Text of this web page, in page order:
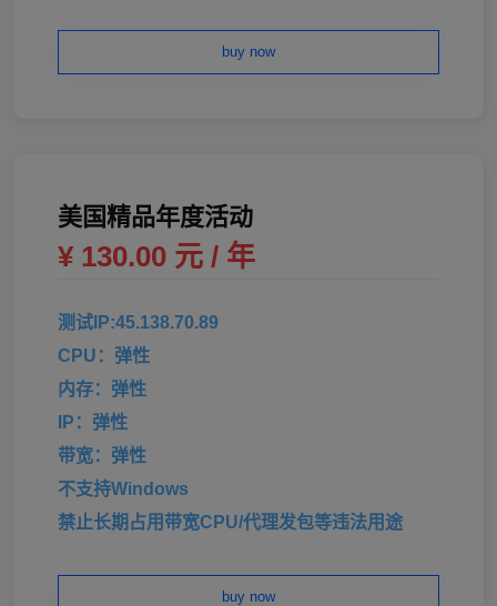
buy now
美国精品年度活动
¥ 130.00 元 / 年
测试IP:45.138.70.89
CPU：弹性
内存：弹性
IP：弹性
带宽：弹性
不支持Windows
禁止长期占用带宽CPU/代理发包等违法用途
buy now